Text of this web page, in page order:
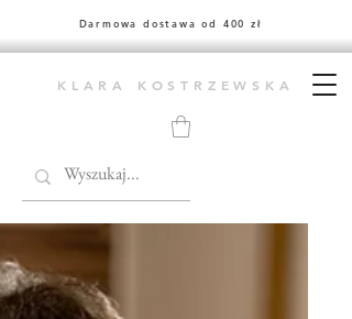
KLARA KOSTRZEWSKA
Darmowa dostawa od 400 zł